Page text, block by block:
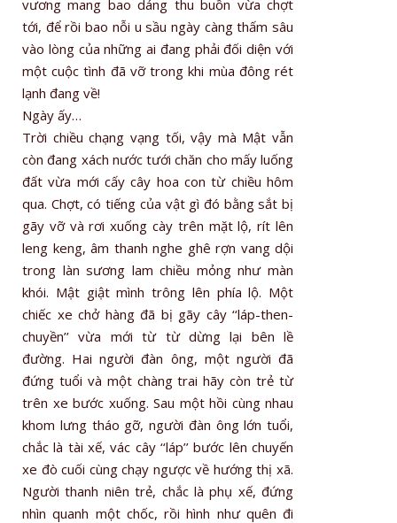
vương mang bao dáng thu buồn vừa chợt
tới, để rồi bao nỗi u sầu ngày càng thấm sâu
vào lòng của những ai đang phải đối diện với
một cuộc tình đã vỡ trong khi mùa đông rét
lạnh đang về!
Ngày ấy…
Trời chiều chạng vạng tối, vậy mà Mật vẫn
còn đang xách nước tưới chăn cho mấy luống
đất vừa mới cấy cây hoa con từ chiều hôm
qua. Chợt, có tiếng của vật gì đó bằng sắt bị
gãy vỡ và rơi xuống cày trên mặt lộ, rít lên
leng keng, âm thanh nghe ghê rợn vang dội
trong làn sương lam chiều mỏng như màn
khói. Mật giật mình trông lên phía lộ. Một
chiếc xe chở hàng đã bị gãy cây ‘‘láp-then-
chuyền’’ vừa mới từ từ dừng lại bên lề
đường. Hai người đàn ông, một người đã
đứng tuổi và một chàng trai hãy còn trẻ từ
trên xe bước xuống. Sau một hồi cùng nhau
khom lưng tháo gỡ, người đàn ông lớn tuổi,
chắc là tài xế, vác cây ‘‘láp’’ bước lên chuyến
xe đò cuối cùng chạy ngược về hướng thị xã.
Người thanh niên trẻ, chắc là phụ xế, đứng
nhìn quanh một chốc, rồi hình như quên đi